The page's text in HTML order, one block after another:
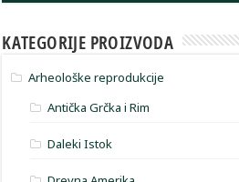
KATEGORIJE PROIZVODA
Arheološke reprodukcije
Antička Grčka i Rim
Daleki Istok